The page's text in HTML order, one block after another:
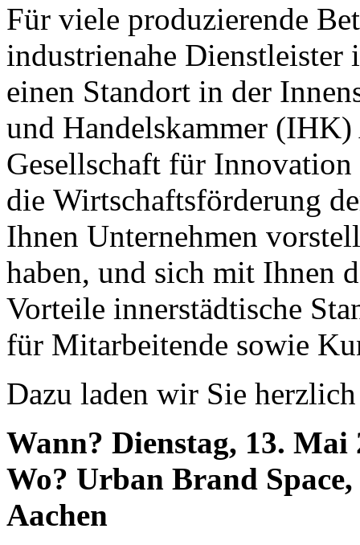
Für viele produzierende
industrienahe Dienstleister
einen Standort in der
und Handelskammer
Gesellschaft für
die Wirtschaftsförderung
Ihnen Unternehmen
haben, und sich mit Ihnen
Vorteile innerstädtische
für Mitarbeitende sowie
Dazu laden wir Sie
Wann? Dienstag, 13.
Wo? Urban Brand
Aachen